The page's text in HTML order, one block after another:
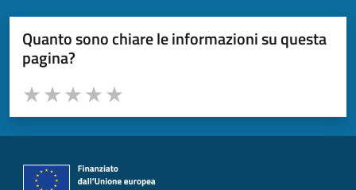
Quanto sono chiare le informazioni su questa
pagina?
Valuta da 1 a 5 stelle la pagina
Valuta 5 stelle su 5
Valuta 4 stelle su 5
Valuta 3 stelle su 5
Valuta 2 stelle su 5
Valuta 1 stelle su 5